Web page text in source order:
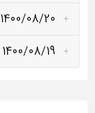
1400/08/20
1400/08/19